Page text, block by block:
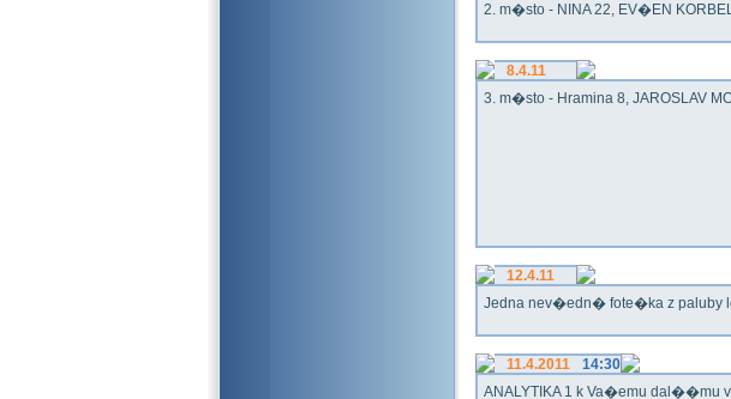
2. m�sto - NINA 22, EV�EN
8.4.11
3. m�sto - Hramina 8, JAROSLAV
12.4.11
Jedna nev�edn� fote�ka z paluby
11.4.2011
14:30
ANALYTIKA 1 k Va�emu dal��mu